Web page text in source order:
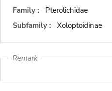
Family :
Pterolichidae
Subfamily :
Xoloptoidinae
Remark